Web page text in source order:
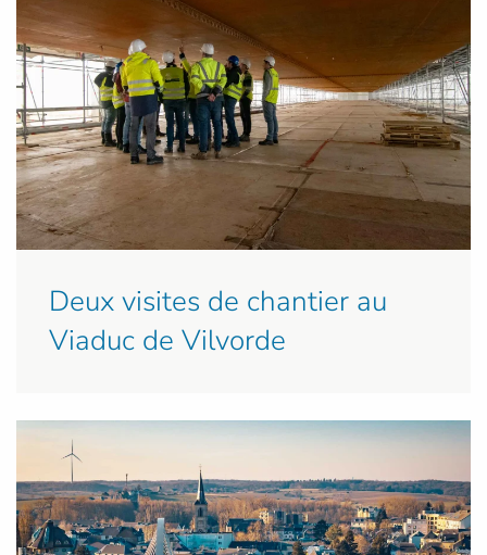
Deux visites de chantier au
Viaduc de Vilvorde